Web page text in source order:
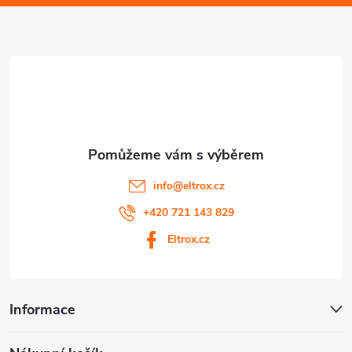
s
a
info@eltrox.cz
+420 721 143 829
Eltrox.cz
Informace